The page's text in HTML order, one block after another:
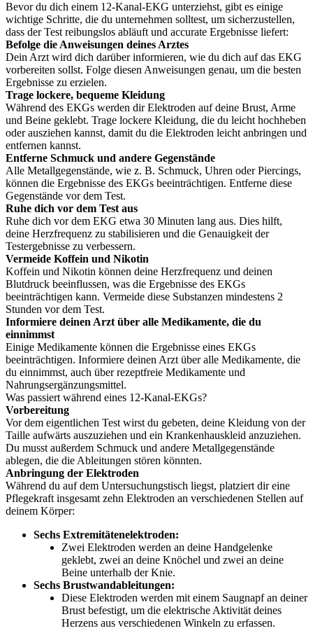
Bevor du dich einem 12-Kanal-EKG unterziehst, gibt es einige
wichtige Schritte, die du unternehmen solltest, um sicherzustellen,
dass der Test reibungslos abläuft und accurate Ergebnisse liefert:
Befolge die Anweisungen deines Arztes
Dein Arzt wird dich darüber informieren, wie du dich auf das EKG
vorbereiten sollst. Folge diesen Anweisungen genau, um die besten
Ergebnisse zu erzielen.
Trage lockere, bequeme Kleidung
Während des EKGs werden dir Elektroden auf deine Brust, Arme
und Beine geklebt. Trage lockere Kleidung, die du leicht hochheben
oder ausziehen kannst, damit du die Elektroden leicht anbringen und
entfernen kannst.
Entferne Schmuck und andere Gegenstände
Alle Metallgegenstände, wie z. B. Schmuck, Uhren oder Piercings,
können die Ergebnisse des EKGs beeinträchtigen. Entferne diese
Gegenstände vor dem Test.
Ruhe dich vor dem Test aus
Ruhe dich vor dem EKG etwa 30 Minuten lang aus. Dies hilft,
deine Herzfrequenz zu stabilisieren und die Genauigkeit der
Testergebnisse zu verbessern.
Vermeide Koffein und Nikotin
Koffein und Nikotin können deine Herzfrequenz und deinen
Blutdruck beeinflussen, was die Ergebnisse des EKGs
beeinträchtigen kann. Vermeide diese Substanzen mindestens 2
Stunden vor dem Test.
Informiere deinen Arzt über alle Medikamente, die du
einnimmst
Einige Medikamente können die Ergebnisse eines EKGs
beeinträchtigen. Informiere deinen Arzt über alle Medikamente, die
du einnimmst, auch über rezeptfreie Medikamente und
Nahrungsergänzungsmittel.
Was passiert während eines 12-Kanal-EKGs?
Vorbereitung
Vor dem eigentlichen Test wirst du gebeten, deine Kleidung von der
Taille aufwärts auszuziehen und ein Krankenhauskleid anzuziehen.
Du musst außerdem Schmuck und andere Metallgegenstände
ablegen, die die Ableitungen stören könnten.
Anbringung der Elektroden
Während du auf dem Untersuchungstisch liegst, platziert dir eine
Pflegekraft insgesamt zehn Elektroden an verschiedenen Stellen auf
deinem Körper:
Sechs Extremitätenelektroden:
Zwei Elektroden werden an deine Handgelenke
geklebt, zwei an deine Knöchel und zwei an deine
Beine unterhalb der Knie.
Sechs Brustwandableitungen:
Diese Elektroden werden mit einem Saugnapf an deiner
Brust befestigt, um die elektrische Aktivität deines
Herzens aus verschiedenen Winkeln zu erfassen.